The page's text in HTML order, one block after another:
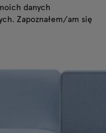
danych
Zapoznałem/am się